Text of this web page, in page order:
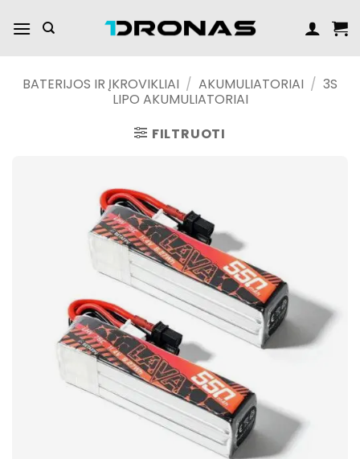
turinį
BATERIJOS IR ĮKROVIKLIAI / AKUMULIATORIAI / 3S
LIPO AKUMULIATORIAI
FILTRUOTI